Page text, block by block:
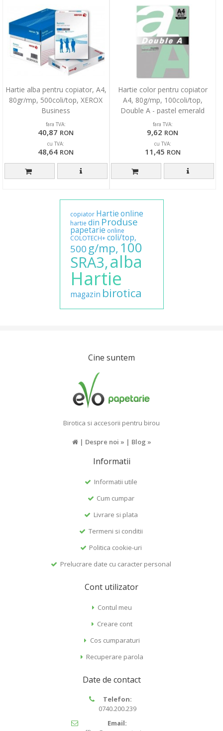
Hartie alba pentru copiator, A4,
80gr/mp, 500coli/top, XEROX
Business
fara TVA:
40,87 RON
cu TVA:
48,64 RON
Hartie color pentru copiator
A4, 80g/mp, 100coli/top,
Double A - pastel emerald
fara TVA:
9,62 RON
cu TVA:
11,45 RON
copiator Hartieonline
hartie din Produse
papetarie online
COLOTECH+ coli/top,
500g/mp, 100
SRA3,alba
Hartie
magazin birotica
Cine suntem
Birotica si accesorii pentru birou
| Despre noi » | Blog »
Informatii
Informatii utile
Cum cumpar
Livrare si plata
Termeni si conditii
Politica cookie-uri
Prelucrare date cu caracter personal
Cont utilizator
Contul meu
Creare cont
Cos cumparaturi
Recuperare parola
Date de contact
Telefon:
0740.200.239
Email: